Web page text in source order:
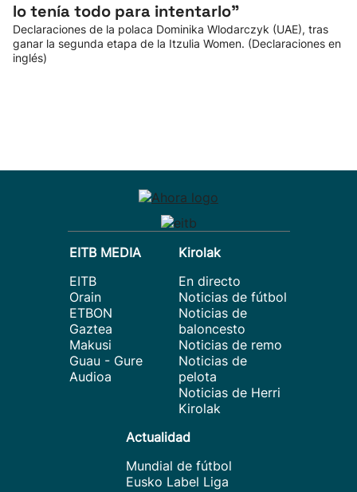
lo tenía todo para intentarlo”
Declaraciones de la polaca Dominika Wlodarczyk (UAE), tras
ganar la segunda etapa de la Itzulia Women. (Declaraciones en
inglés)
EITB MEDIA
EITB
Orain
ETBON
Gaztea
Makusi
Guau - Gure
Audioa
Kirolak
En directo
Noticias de fútbol
Noticias de
baloncesto
Noticias de remo
Noticias de
pelota
Noticias de Herri
Kirolak
Actualidad
Mundial de fútbol
Eusko Label Liga